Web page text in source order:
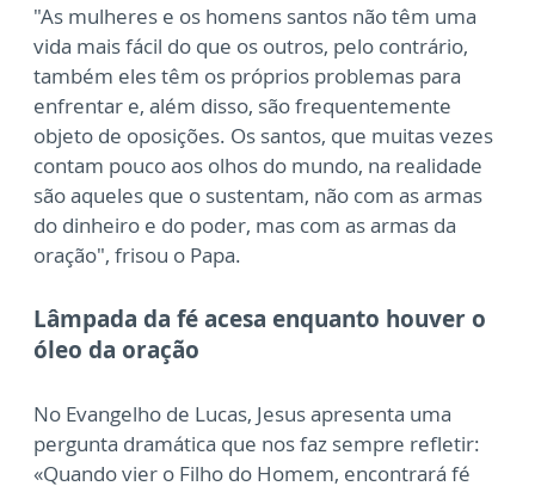
"As mulheres e os homens santos não têm uma
vida mais fácil do que os outros, pelo contrário,
também eles têm os próprios problemas para
enfrentar e, além disso, são frequentemente
objeto de oposições. Os santos, que muitas vezes
contam pouco aos olhos do mundo, na realidade
são aqueles que o sustentam, não com as armas
do dinheiro e do poder, mas com as armas da
oração", frisou o Papa.
Lâmpada da fé acesa enquanto houver o
óleo da oração
No Evangelho de Lucas, Jesus apresenta uma
pergunta dramática que nos faz sempre refletir:
«Quando vier o Filho do Homem, encontrará fé